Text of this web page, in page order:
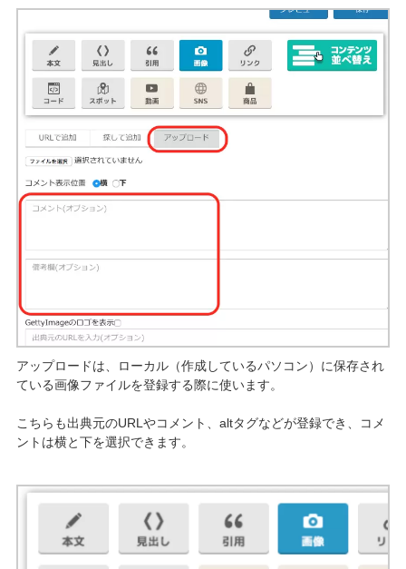
アップロードは、ローカル（作成しているパソコン）に保存され
ている画像ファイルを登録する際に使います。
こちらも出典元のURLやコメント、altタグなどが登録でき、コメ
ントは横と下を選択できます。